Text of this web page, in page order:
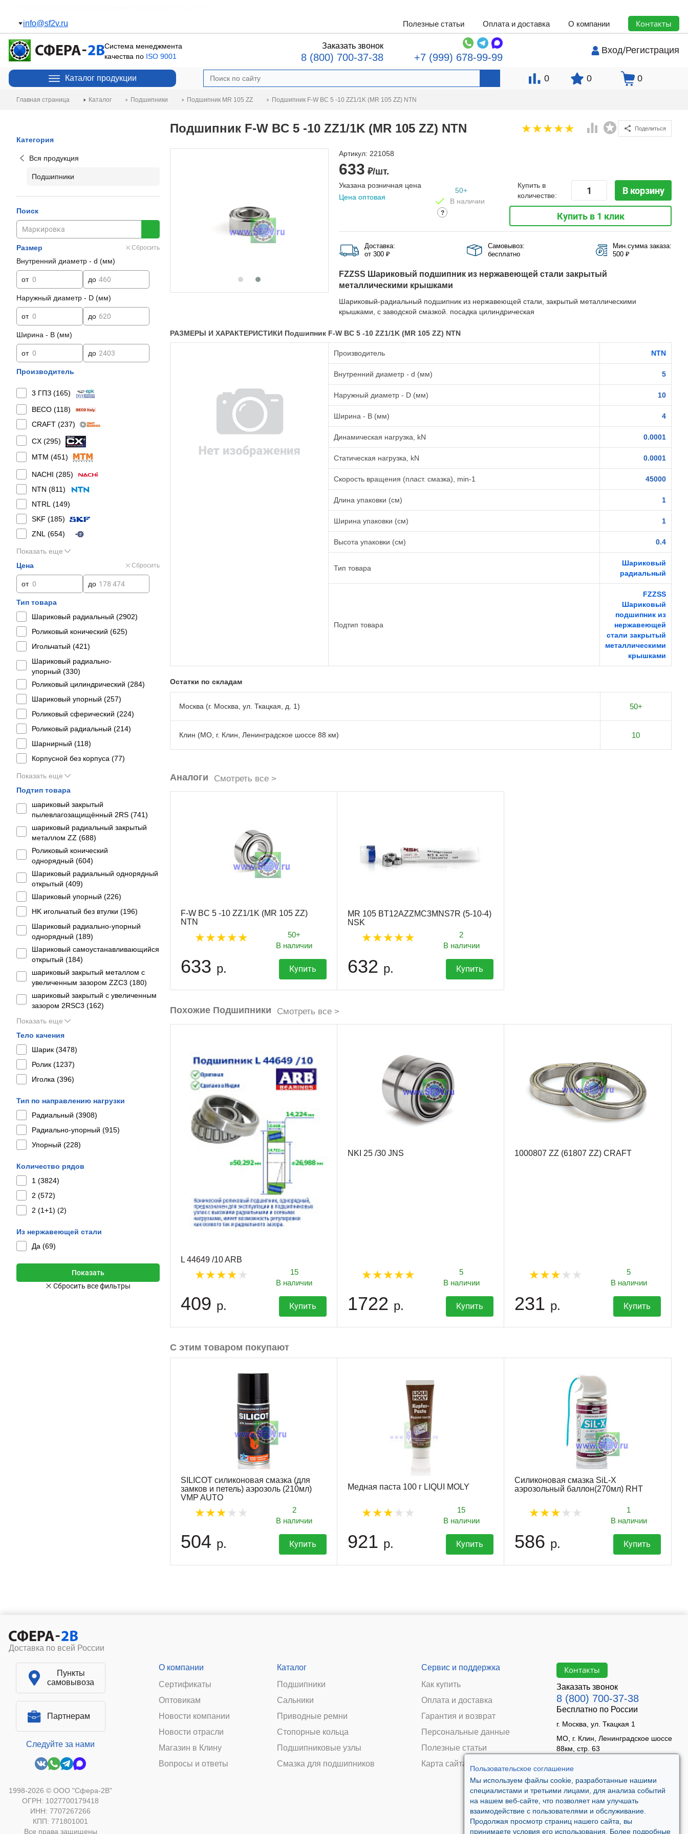
Пользовательское соглашение
Мы используем файлы cookie, разработанные нашими
специалистами и третьими лицами, для анализа событий
на нашем веб-сайте, что позволяет нам улучшать
взаимодействие с пользователями и обслуживание.
Продолжая просмотр страниц нашего сайта, вы
принимаете условия его использования. Более подробные
info@sf2v.ru Полезные статьи Оплата и доставка О компании Контакты
Система менеджмента
качества по ISO 9001
Заказать звонок
8 (800) 700-37-38 +7 (999) 678-99-99
Вход/Регистрация
Каталог продукции 0 0 0
Главная страница Каталог Подшипники Подшипник MR 105 ZZ Подшипник F-W BC 5 -10 ZZ1/1K (MR 105 ZZ) NTN
Категория
Вся продукция
Подшипники
Поиск
Размер Сбросить
Внутренний диаметр - d (мм)
от до
Наружный диаметр - D (мм)
от до
Ширина - B (мм)
от до
Производитель
3 ГПЗ (165)
BECO (118)
CRAFT (237)
CX (295)
MTM (451)
NACHI (285)
NTN (811)
NTRL (149)
SKF (185)
ZNL (654)
Показать еще
Цена
Сбросить
от до
Тип товара
Шариковый радиальный (2902)
Роликовый конический (625)
Игольчатый (421)
Шариковый радиально-
упорный (330)
Роликовый цилиндрический (284)
Шариковый упорный (257)
Роликовый сферический (224)
Роликовый радиальный (214)
Шарнирный (118)
Корпусной без корпуса (77)
Показать еще
Подтип товара
шариковый закрытый
пылевлагозащищённый 2RS (741)
шариковый радиальный закрытый
металлом ZZ (688)
Роликовый конический
однорядный (604)
Шариковый радиальный однорядный
открытый (409)
Шариковый упорный (226)
HK игольчатый без втулки (196)
Шариковый радиально-упорный
однорядный (189)
Шариковый самоустанавливающийся
открытый (184)
шариковый закрытый металлом с
увеличенным зазором ZZC3 (180)
шариковый закрытый с увеличенным
зазором 2RSС3 (162)
Показать еще
Тело качения
Шарик (3478)
Ролик (1237)
Иголка (396)
Тип по направлению нагрузки
Радиальный (3908)
Радиально-упорный (915)
Упорный (228)
Количество рядов
1 (3824)
2 (572)
2 (1+1) (2)
Из нержавеющей стали
Да (69)
Подшипник F-W BC 5 -10 ZZ1/1K (MR 105 ZZ) NTN Поделиться
Артикул: 221058
633 ₽/шт.
Указана розничная цена
Цена оптовая
50+
В наличии
?
Купить в
количестве:
В корзину
Купить в 1 клик
Доставка:
от 300 ₽
Самовывоз:
бесплатно
Мин.сумма заказа:
500 ₽
FZZSS Шариковый подшипник из нержавеющей стали закрытый
металлическими крышками
Шариковый-радиальный подшипник из нержавеющей стали, закрытый металлическими
крышками, с заводской смазкой. посадка цилиндрическая
РАЗМЕРЫ И ХАРАКТЕРИСТИКИ Подшипник F-W BC 5 -10 ZZ1/1K (MR 105 ZZ) NTN
Производитель NTN
Внутренний диаметр - d (мм) 5
Наружный диаметр - D (мм) 10
Ширина - B (мм) 4
Динамическая нагрузка, kN 0.0001
Статическая нагрузка, kN 0.0001
Скорость вращения (пласт. смазка), min-1 45000
Длина упаковки (см) 1
Ширина упаковки (см) 1
Высота упаковки (см) 0.4
Тип товара
Шариковый
радиальный
Подтип товара
FZZSS
Шариковый
подшипник из
нержавеющей
стали закрытый
металлическими
крышками
Остатки по складам
Москва (г. Москва, ул. Ткацкая, д. 1) 50+
Клин (МО, г. Клин, Ленинградское шоссе 88 км) 10
Аналоги Смотреть все >
F-W BC 5 -10 ZZ1/1K (MR 105 ZZ)
NTN
50+
В наличии
633 р. Купить
MR 105 BT12AZZMC3MNS7R (5-10-4)
NSK
2
В наличии
632 р. Купить
Похожие Подшипники Смотреть все >
L 44649 /10 ARB
15
В наличии
409 р. Купить
NKI 25 /30 JNS
5
В наличии
1722 р. Купить
1000807 ZZ (61807 ZZ) CRAFT
5
В наличии
231 р. Купить
С этим товаром покупают
SILICOT силиконовая смазка (для
замков и петель) аэрозоль (210мл)
VMP AUTO
2
В наличии
504 р. Купить
Медная паста 100 г LIQUI MOLY
15
В наличии
921 р. Купить
Силиконовая смазка SiL-X
аэрозольный баллон(270мл) RHT
1
В наличии
586 р. Купить
Доставка по всей России
Пункты
самовывоза
Партнерам
Следуйте за нами
1998-2026 © ООО "Сфера-2В"
ОГРН: 1027700179418
ИНН: 7707267266
КПП: 771801001
Все права защищены
О компании
Сертификаты
Оптовикам
Новости компании
Новости отрасли
Магазин в Клину
Вопросы и ответы
Каталог
Подшипники
Сальники
Приводные ремни
Стопорные кольца
Подшипниковые узлы
Смазка для подшипников
Сервис и поддержка
Как купить
Оплата и доставка
Гарантия и возврат
Персональные данные
Полезные статьи
Карта сайта
Контакты
Заказать звонок
8 (800) 700-37-38
Бесплатно по России
г. Москва, ул. Ткацкая 1
МО, г. Клин, Ленинградское шоссе
88км, стр. 63
Сб 10:00 - 14:00
Вс - выходной